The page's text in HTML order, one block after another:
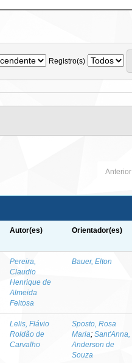
Registro(s)
Anterior
Autor(es) Orientador(es)
Pereira,
Claudio
Henrique de
Almeida
Feitosa
Bauer, Elton
Lelis, Flávio
Roldão de
Carvalho
Sposto, Rosa
Maria;Sant'Anna,
Anderson de
Souza